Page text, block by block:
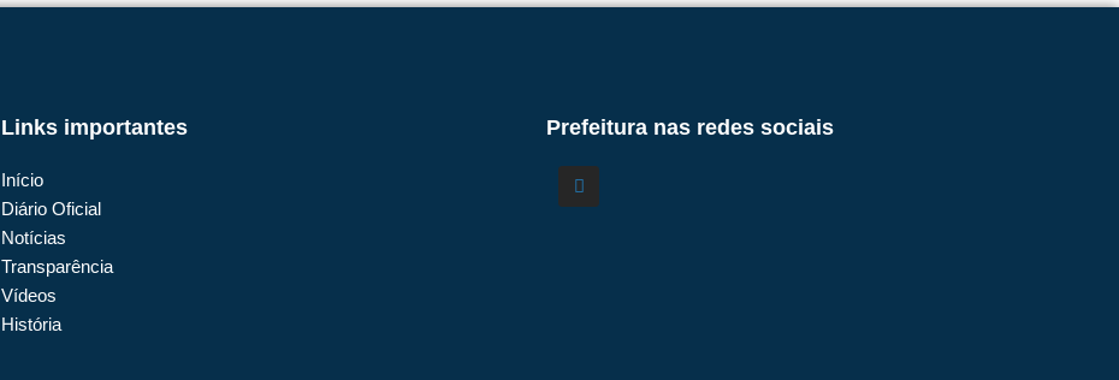
Links importantes
Início
Diário Oficial
Notícias
Transparência
Vídeos
História
Prefeitura nas redes sociais